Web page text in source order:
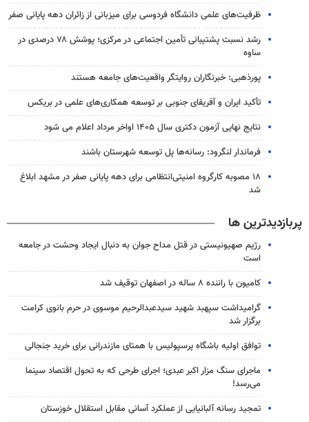
ظرفیت‌های علمی دانشگاه فردوسی برای میزبانی از زائران دهه پایانی صفر
رشد نسبت پشتیبانی تأمین اجتماعی در مرکزی؛ پوشش ۷۸ درصدی در
ساوه
پورذهبی: خبرنگاران روایتگر واقعیت‌های جامعه‌ هستند
تأکید ایران و آفریقای جنوبی بر توسعه همکاری‌های علمی در بریکس
نتایج نهایی آزمون دکتری سال ۱۴۰۵ اواخر مرداد اعلام می شود
فرماندار لنگرود: رسانه‌ها پل توسعه شهرستان باشند
۱۸ مصوبه کارگروه امنیتی‌انتظامی برای دهه پایانی صفر در مشهد ابلاغ
شد
پربازدیدترین ها
رژیم صهیونیستی در قتل مداح جوان به دنبال ایجاد وحشت در جامعه
است
کامیون با راننده ۸ ساله در اصفهان توقیف شد
گرامیداشت سپهبد شهید سیدعبدالرحیم موسوی در حرم بانوی کرامت
برگزار شد
توافق اولیه باشگاه پرسپولیس با همتای مازندرانی برای خرید جنجالی
ماجرای سنگ مزار اکبر عبدی؛ اجرای طرحی که به تحول اقتصاد سینما
می‌رسد!
تمجید رسانه آلبانیایی از عملکرد آسانی مقابل استقلال خوزستان